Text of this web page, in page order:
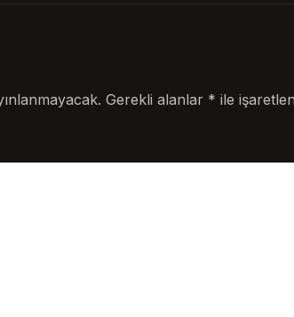
Gerekli alanlar * ile